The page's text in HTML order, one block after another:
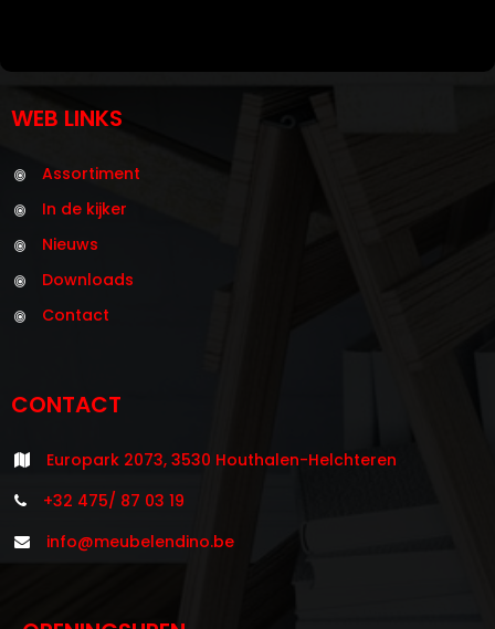
WEB LINKS
Assortiment
In de kijker
Nieuws
Downloads
Contact
CONTACT
Europark 2073, 3530 Houthalen-Helchteren
+32 475/ 87 03 19
info@meubelendino.be